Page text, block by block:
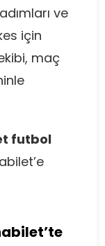
ve
için
maç
futbol